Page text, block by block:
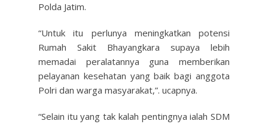
Polda Jatim.
“Untuk itu perlunya meningkatkan potensi
Rumah Sakit Bhayangkara supaya lebih
memadai peralatannya guna memberikan
pelayanan kesehatan yang baik bagi anggota
Polri dan warga masyarakat,”. ucapnya.
“Selain itu yang tak kalah pentingnya ialah SDM